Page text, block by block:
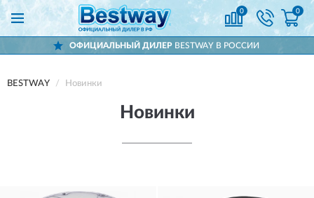
0 0
В РОССИИ ДОСТАВИМ
BESTWAY Новинки
Новинки